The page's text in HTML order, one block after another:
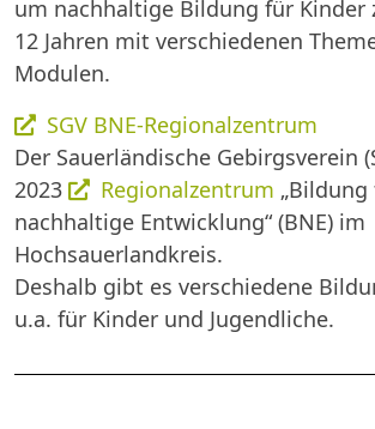
um nachhaltige Bildung für Kinder
12 Jahren mit verschiedenen
Modulen.
SGV BNE-Regionalzentrum
Der Sauerländische Gebirgsverein
2023
Regionalzentrum
nachhaltige Entwicklung“ (BNE) im
Hochsauerlandkreis.
Deshalb gibt es verschiedene
u.a. für Kinder und Jugendliche.